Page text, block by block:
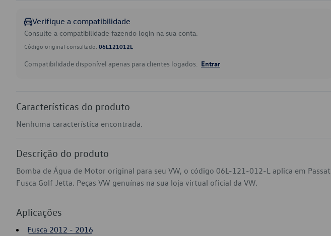
Verifique a compatibilidade
Consulte a compatibilidade fazendo login na sua conta.
Código original consultado: 06L121012L
Compatibilidade disponível apenas para clientes logados. Entrar
Características do produto
Nenhuma característica encontrada.
Descrição do produto
Bomba de Água de Motor original para seu VW, o código 06L-121-012-L aplica em Passat
Fusca Golf Jetta. Peças VW genuínas na sua loja virtual oficial da VW.
Aplicações
Fusca 2012 - 2016